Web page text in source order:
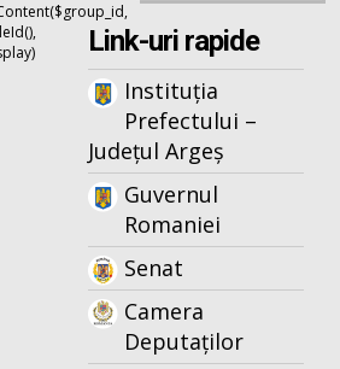
Link-uri rapide
Instituția
Prefectului –
Județul Argeș
Guvernul
Romaniei
Senat
Camera
Deputaților